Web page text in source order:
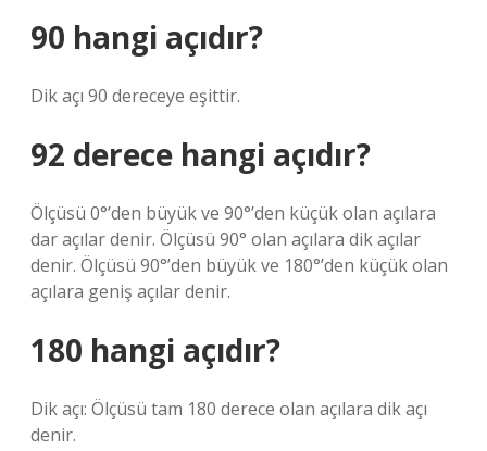
90 hangi açıdır?
Dik açı 90 dereceye eşittir.
92 derece hangi açıdır?
Ölçüsü 0°’den büyük ve 90°’den küçük olan açılara
dar açılar denir. Ölçüsü 90° olan açılara dik açılar
denir. Ölçüsü 90°’den büyük ve 180°’den küçük olan
açılara geniş açılar denir.
180 hangi açıdır?
Dik açı: Ölçüsü tam 180 derece olan açılara dik açı
denir.